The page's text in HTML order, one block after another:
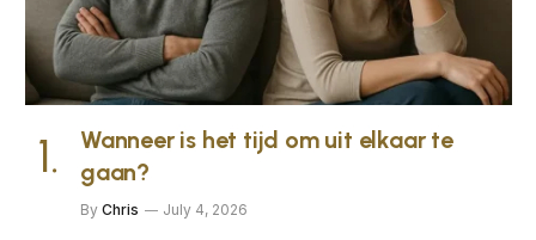
Wanneer is het tijd om uit elkaar te
gaan?
By Chris July 4, 2026